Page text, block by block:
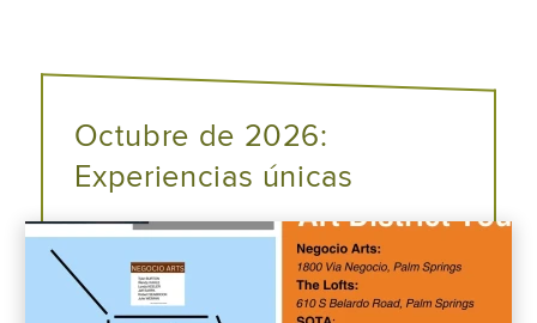
Octubre de 2026:
Experiencias únicas